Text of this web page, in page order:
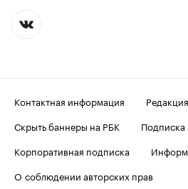
Контактная информация
Редакция
Скрыть баннеры на РБК
Подписка
Корпоративная подписка
О соблюдении авторских прав